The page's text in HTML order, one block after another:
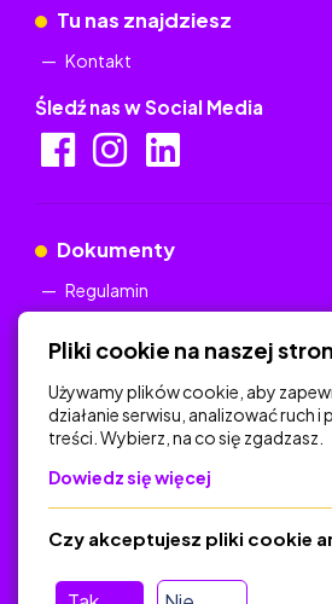
Tu nas znajdziesz
Kontakt
Śledź nas w Social Media
Dokumenty
Regulamin
Na skróty
Polityka Prywatności
Regulamin
O platformie
Baza materiałów dydaktycznych
Pliki cookie na naszej
Używamy plików cookie, aby
działanie serwisu, analizować ruch
treści. Wybierz, na co się zgadzasz.
Dowiedz się więcej
Czy akceptujesz pliki cookie